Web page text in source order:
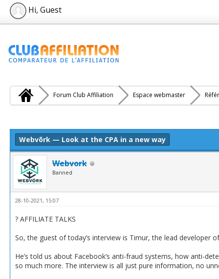
Hi, Guest
Forum Club Affiliation Espace webmaster
Webvõrk — Look at the CPA in a new way
Webvork
Banned
28-10-2021, 15:07
? AFFILIATE TALKS
So, the guest of today’s interview is Timur, the lead developer
He’s told us about Facebook’s anti-fraud systems, how anti-
so much more. The interview is all just pure information, no